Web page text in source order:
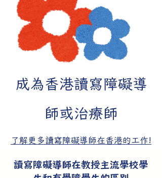
成為香港讀寫障礙導
師或治療師
了解更多讀寫障礙導師在香港的工作!
讀寫障礙導師在教授主流學校學